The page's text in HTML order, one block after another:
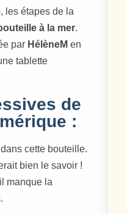
les étapes de la
à la mer.
par HélèneM en
tablette
de
:
cette bouteille.
bien le savoir !
manque la